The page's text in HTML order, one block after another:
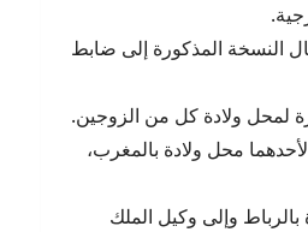
النسخة المذكورة إلى ضابط
لمحل ولادة كل من الزوجين.
محل ولادة بالمغرب،
وإلى وكيل الملك